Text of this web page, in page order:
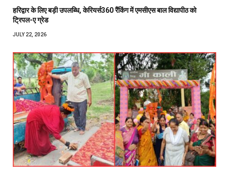
हरिद्वार के लिए बड़ी उपलब्धि, केरियर्स360 रैंकिंग में एमसीएस बाल विद्यापीठ को
ट्रिपल-ए ग्रेड
JULY 22, 2026